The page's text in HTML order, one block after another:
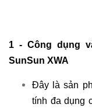
1 - Công dụng
SunSun XWA
Đây là sản
tính đa dụng